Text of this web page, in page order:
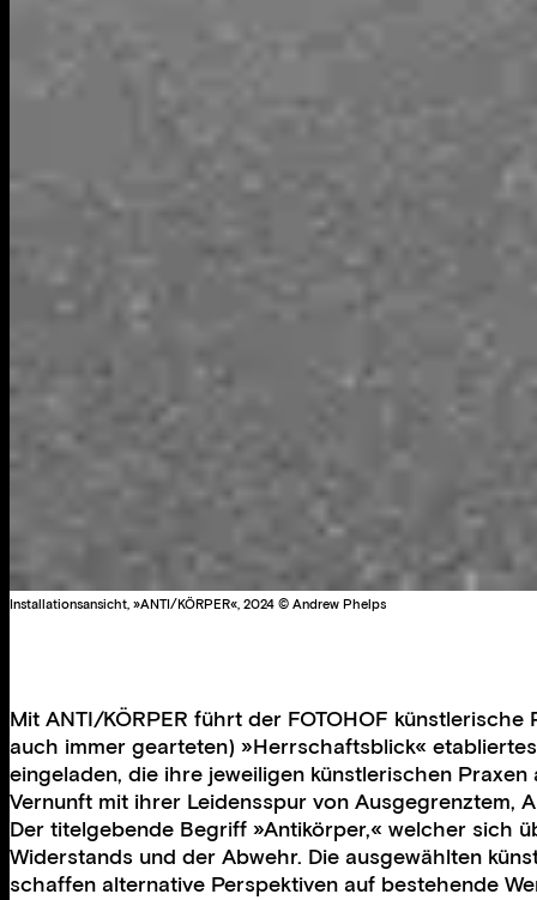
Installationsansicht, »ANTI/KÖRPER«, 2024 © Andrew Phelps
Mit ANTI/KÖRPER führt der FOTOHOF
auch immer gearteten) »Herrschaftsblick«
eingeladen, die ihre jeweiligen künstlerischen
Vernunft mit ihrer Leidensspur von Ausgegrenztem,
Der titelgebende Begriff »Antikörper,« welcher sich
Widerstands und der Abwehr. Die ausgewählten
schaffen alternative Perspektiven auf bestehende